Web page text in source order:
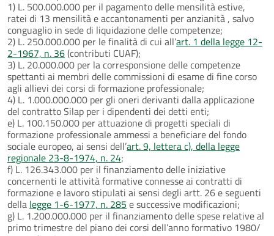
1) L. 500.000.000 per il pagamento delle mensilità estive,
ratei di 13 mensilità e accantonamenti per anzianità , salvo
conguaglio in sede di liquidazione delle competenze;
2) L. 250.000.000 per le finalità di cui all’art. 1 della legge 12-
2-1967, n. 36(contributi CUAF);
3) L. 20.000.000 per la corresponsione delle competenze
spettanti ai membri delle commissioni di esame di fine corso
agli allievi dei corsi di formazione professionale;
4) L. 1.000.000.000 per gli oneri derivanti dalla applicazione
del contratto Silap per i dipendenti dei detti enti;
e) L. 100.150.000 per attuazione di progetti speciali di
formazione professionale ammessi a beneficiare del fondo
sociale europeo, ai sensi dell’art. 9, lettera c), della legge
regionale 23-8-1974, n. 24;
f) L. 126.343.000 per il finanziamento delle iniziative
concernenti le attività formative connesse ai contratti di
formazione e lavoro stipulati ai sensi degli artt. 26 e seguenti
della legge 1-6-1977, n. 285 e successive modificazioni;
g) L. 1.200.000.000 per il finanziamento delle spese relative al
primo trimestre del piano dei corsi dell’anno formativo 1980/